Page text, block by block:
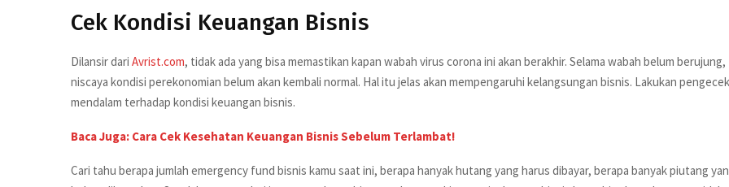
Cek Kondisi Keuangan Bisnis
Dilansir dari Avrist.com, tidak ada yang bisa memastikan kapan wabah virus corona ini akan berakhir. Selama wabah belum berujung,
niscaya kondisi perekonomian belum akan kembali normal. Hal itu jelas akan mempengaruhi kelangsungan bisnis. Lakukan
mendalam terhadap kondisi keuangan bisnis.
Baca Juga: Cara Cek Kesehatan Keuangan Bisnis Sebelum Terlambat!
Cari tahu berapa jumlah emergency fund bisnis kamu saat ini, berapa hanyak hutang yang harus dibayar, berapa banyak piutang